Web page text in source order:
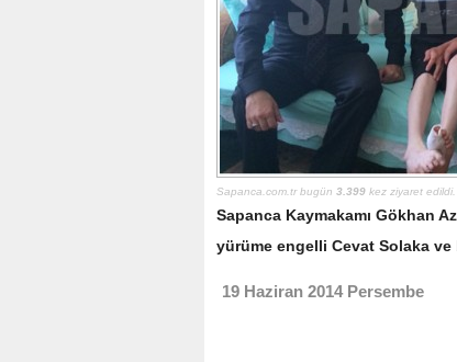
Sapanca.com.tr bugün 3.399kez ziyaret edildi.
Sapanca Kaymakamı Gökhan
yürüme engelli Cevat Solaka
19 Haziran 2014 Persembe